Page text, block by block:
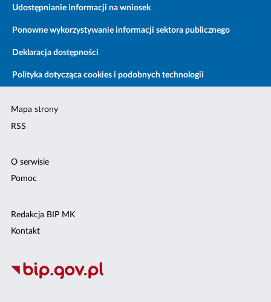
Udostępnianie informacji na wniosek
Ponowne wykorzystywanie informacji sektora publicznego
Deklaracja dostępności
Polityka dotycząca cookies i podobnych technologii
Mapa strony
RSS
O serwisie
Pomoc
Redakcja BIP MK
Kontakt